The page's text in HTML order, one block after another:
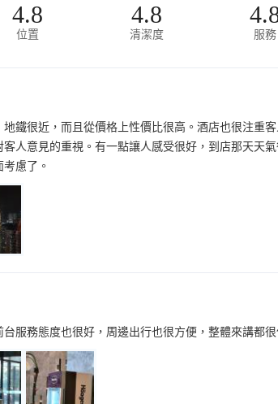
4.8
位置
4.8
清潔度 服務
鐵很近，而且從價格上性價比很高。酒店也很注重
人意見的重視。有一點讓人感受很好，到店那天天
慮了。
服務態度也很好，周邊出行也很方便，整體來講都